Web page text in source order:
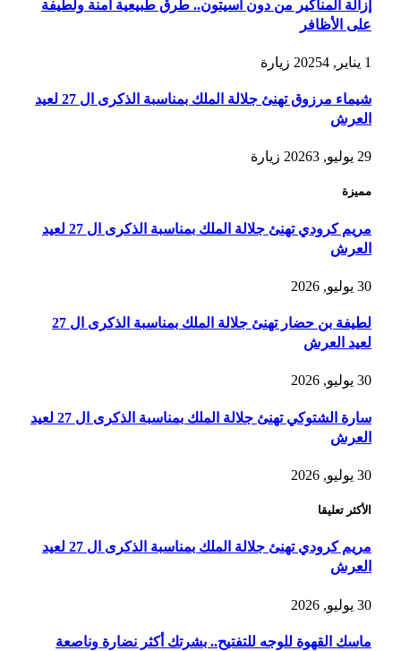
إزالة المناكير من دون أسيتون.. طرق طبيعية آمنة ولطيفة
على الأظافر
1 يناير, 2025 4 زيارة
شيماء مرزوق تهنئ جلالة الملك بمناسبة الذكرى ال 27 لعيد
العرش
29 يوليو, 2026 3 زيارة
مميزة
مريم كرودي تهنئ جلالة الملك بمناسبة الذكرى ال 27 لعيد
العرش
30 يوليو, 2026
لطيفة بن حضار تهنئ جلالة الملك بمناسبة الذكرى ال 27
لعيد العرش
30 يوليو, 2026
سارة الشتوكي تهنئ جلالة الملك بمناسبة الذكرى ال 27 لعيد
العرش
30 يوليو, 2026
الأكثر تعليقا
مريم كرودي تهنئ جلالة الملك بمناسبة الذكرى ال 27 لعيد
العرش
30 يوليو, 2026
ماسك القهوة للوجه للتفتيح.. بشرتك أكثر نضارة وناصعة